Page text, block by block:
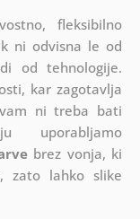
fleksibilno
ni odvisna le od
od tehnologije.
kar zagotavlja
ni treba bati
uporabljamo
brez vonja, ki
zato lahko slike